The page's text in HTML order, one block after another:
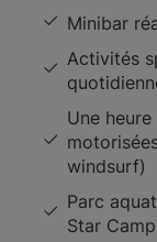
Minibar
Activités
Une
windsurf)
Parc
Star Camp